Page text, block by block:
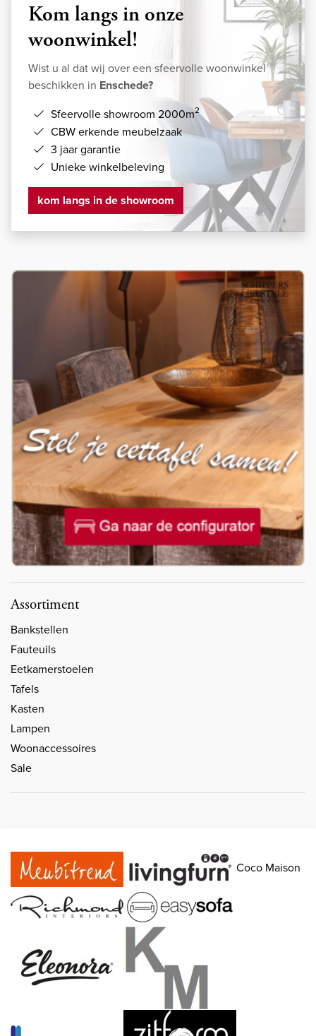
Assortiment
Bankstellen
Fauteuils
Eetkamerstoelen
Tafels
Kasten
Lampen
Woonaccessoires
Sale
Kom langs in onze
woonwinkel!
Wist u al dat wij over een sfeervolle woonwinkel
beschikken in Enschede?
Sfeervolle showroom 2000m2
CBW erkende meubelzaak
3 jaar garantie
Unieke winkelbeleving
kom langs in de showroom
Coco Maison